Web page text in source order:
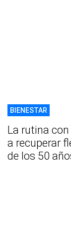
BIENESTAR
La rutina
a recuperar
de los 50